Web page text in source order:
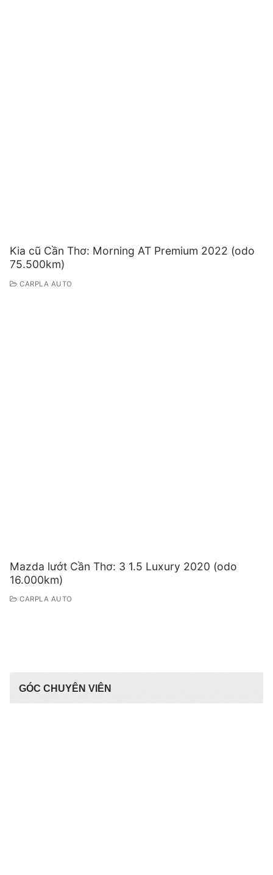
Kia cũ Cần Thơ: Morning AT Premium 2022 (odo
75.500km)
CARPLA AUTO
Mazda lướt Cần Thơ: 3 1.5 Luxury 2020 (odo
16.000km)
CARPLA AUTO
GÓC CHUYÊN VIÊN